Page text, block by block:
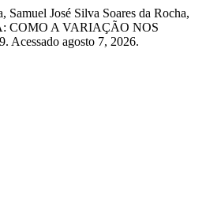
José Silva Soares da Rocha,
COMO A VARIAÇÃO NOS
Acessado agosto 7, 2026.